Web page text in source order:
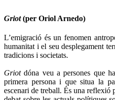
Griot(per Oriol Arnedo)
L’emigració és un fenomen
humanitat i el seu desplegament
tradicions i societats.
Griotdóna veu a persones que
primera persona i que situa la
escenari de treball. És una reflexió